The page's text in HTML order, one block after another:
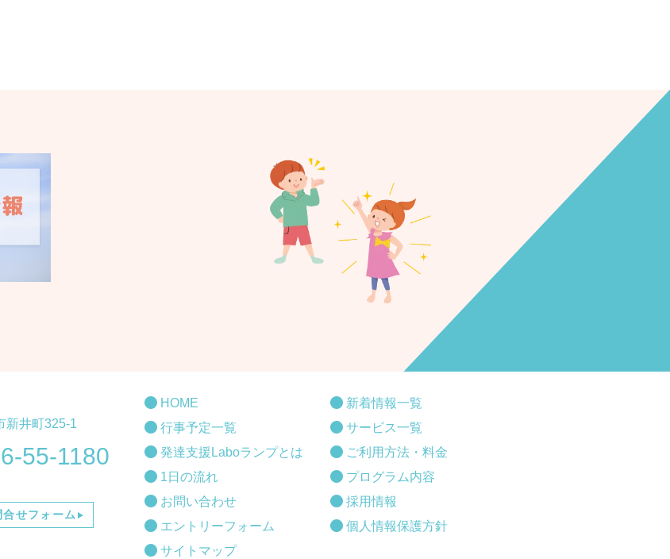
新井町325-1
55-1180
合せフォーム
HOME
新着情報一覧
行事予定一覧
サービス一覧
発達支援Laboランプとは
ご利用方法・料金
1日の流れ
プログラム内容
お問い合わせ
採用情報
エントリーフォーム
個人情報保護方針
サイトマップ